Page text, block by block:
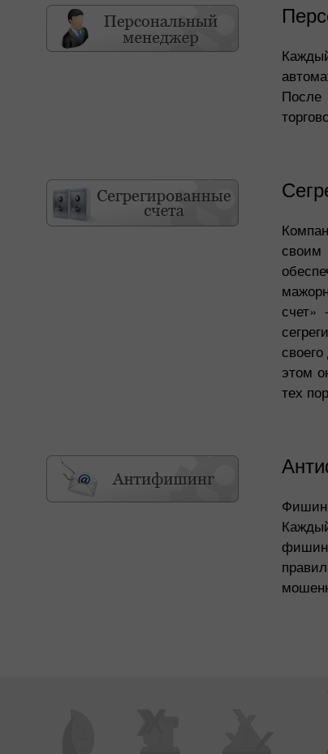
После
своим
счет»
этом
тех